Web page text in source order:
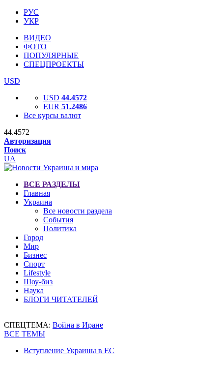
РУС
УКР
ВИДЕО
ФОТО
ПОПУЛЯРНЫЕ
СПЕЦПРОЕКТЫ
USD
USD 44.4572
EUR 51.2486
Все курсы валют
44.4572
Авторизация
Поиск
UA
ВСЕ РАЗДЕЛЫ
Главная
Украина
Все новости раздела
События
Политика
Город
Мир
Бизнес
Спорт
Lifestyle
Шоу-биз
Наука
БЛОГИ ЧИТАТЕЛЕЙ
СПЕЦТЕМА: Война в Иране
ВСЕ ТЕМЫ
Вступление Украины в ЕС